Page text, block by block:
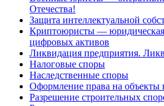
Отечества!
Защита интеллектуальной
Криптоюристы —
цифровых активов
Ликвидация предприятия.
Налоговые споры
Наследственные споры
Оформление права на объекты
Разрешение строительных